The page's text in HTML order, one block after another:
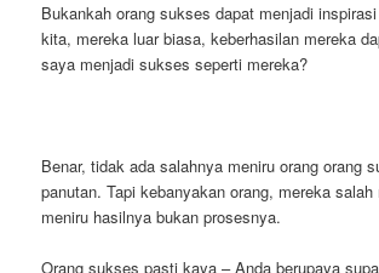
Bukankah orang sukses dapat menjadi
kita, mereka luar biasa, keberhasilan mereka
saya menjadi sukses seperti mereka?
Benar, tidak ada salahnya meniru orang orang
panutan. Tapi kebanyakan orang, mereka
meniru hasilnya bukan prosesnya.
Orang sukses pasti kaya – Anda berupaya